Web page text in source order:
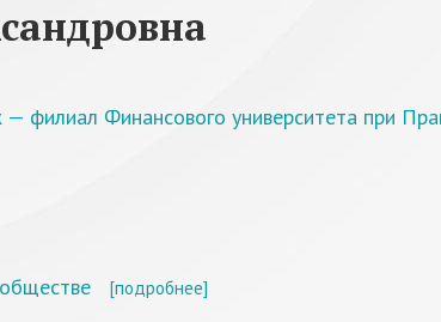
филиал Финансового университета при
[подробнее]